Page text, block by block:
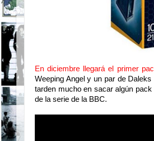
En diciembre llegará el primer
Weeping Angel y un par de
tarden mucho en sacar algún
de la serie de la BBC.